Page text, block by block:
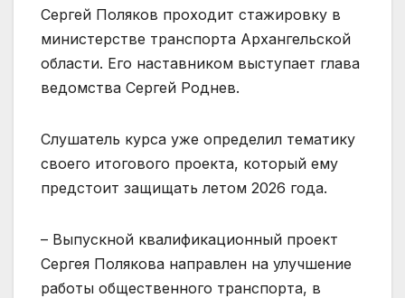
Сергей Поляков проходит стажировку в
министерстве транспорта Архангельской
области. Его наставником выступает глава
ведомства Сергей Роднев.
Слушатель курса уже определил тематику
своего итогового проекта, который ему
предстоит защищать летом 2026 года.
– Выпускной квалификационный проект
Сергея Полякова направлен на улучшение
работы общественного транспорта, в